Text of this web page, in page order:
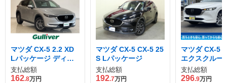
マツダ CX-5 2.2 XD
Lパッケージ ディー
ゼルターボ 4WD
支払総額
162.8万円
マツダ CX-5 CX-5 25
S Lパッケージ
支払総額
192.7万円
マツダ CX-5
エクスクルー
ード ディー
ボ 4WD
支払総額
296.9万円